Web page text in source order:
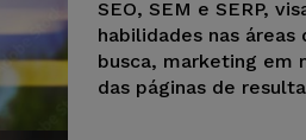
SEO, SEM e SERP,
habilidades nas
busca, marketing em
das páginas de